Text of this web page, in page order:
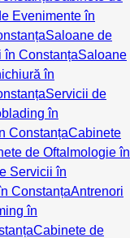
Evenimente în
Saloane de
în ConstanțaSaloane
în
Servicii de
în
ConstanțaCabinete
de Oftalmologie în
Servicii în
ConstanțaAntrenori
în
Cabinete de